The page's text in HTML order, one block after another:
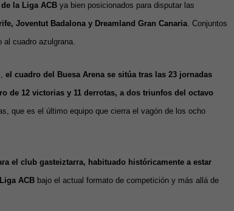
la Liga ACB ya bien posicionados para disputar las
Joventut Badalona y Dreamland Gran Canaria. Conjuntos
al cuadro azulgrana.
el cuadro del Buesa Arena se sitúa tras las 23 jornadas
de 12 victorias y 11 derrotas, a dos triunfos del octavo
que es el último equipo que cierra el vagón de los ocho
el club gasteiztarra, habituado históricamente a estar
ACB bajo el actual formato de competición y más allá de